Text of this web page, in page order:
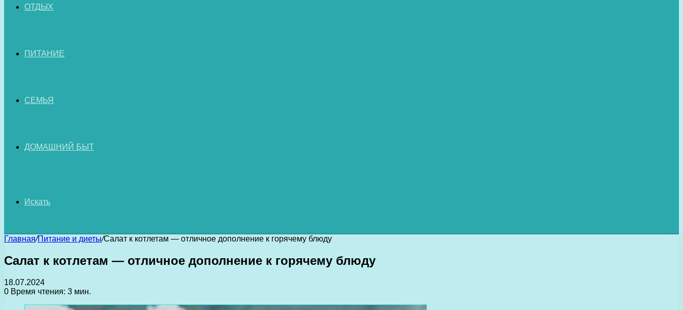
ОТДЫХ
ПИТАНИЕ
СЕМЬЯ
ДОМАШНИЙ БЫТ
Искать
Главная/Питание и диеты/Салат к котлетам — отличное дополнение к горячему блюду
Салат к котлетам — отличное дополнение к горячему блюду
18.07.2024
0 Время чтения: 3 мин.